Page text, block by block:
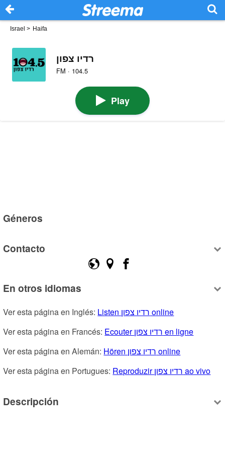
Israel > Haifa
רדיו צפון
FM · 104.5
Play
Géneros
Contacto
En otros idiomas
Ver esta página en Inglés:
Listen רדיו צפון online
Ver esta página en Francés:
Ecouter רדיו צפון en ligne
Ver esta página en Alemán:
Hören רדיו צפון online
Ver esta página en Portugues:
Reproduzir רדיו צפון ao vivo
Descripción